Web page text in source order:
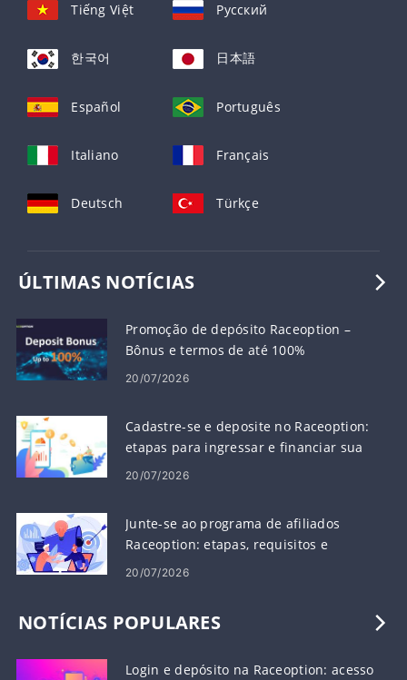
Tiếng Việt Русский
한국어 日本語
Español Português
Italiano Français
Deutsch Türkçe
ÚLTIMAS NOTÍCIAS
Promoção de depósito Raceoption –
Bônus e termos de até 100%
20/07/2026
Cadastre-se e deposite no Raceoption:
etapas para ingressar e financiar sua
conta
20/07/2026
Junte-se ao programa de afiliados
Raceoption: etapas, requisitos e
pagamentos
20/07/2026
NOTÍCIAS POPULARES
Login e depósito na Raceoption: acesso